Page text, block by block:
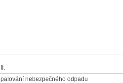
II.
palování nebezpečného odpadu